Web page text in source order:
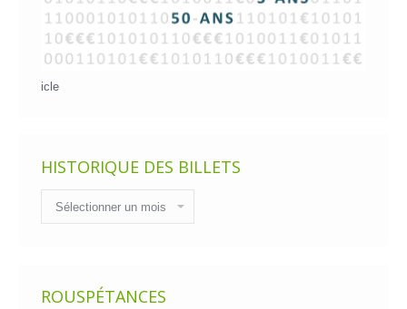
icle
HISTORIQUE DES BILLETS
des
billets
ROUSPÉTANCES